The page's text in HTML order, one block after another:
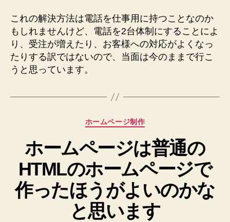
これの解決方法は電話を仕事用に持つことなのか
もしれませんけど、電話を2台体制にすることによ
り、受注が増えたり、お客様への対応がよくなっ
たりする訳ではないので、当面は今のままで行こ
うと思っています。
カ
ゴ
リ
ー
ホームページ制作
ホームページは普通の
HTMLのホームページで
作ったほうがよいのかな
と思います